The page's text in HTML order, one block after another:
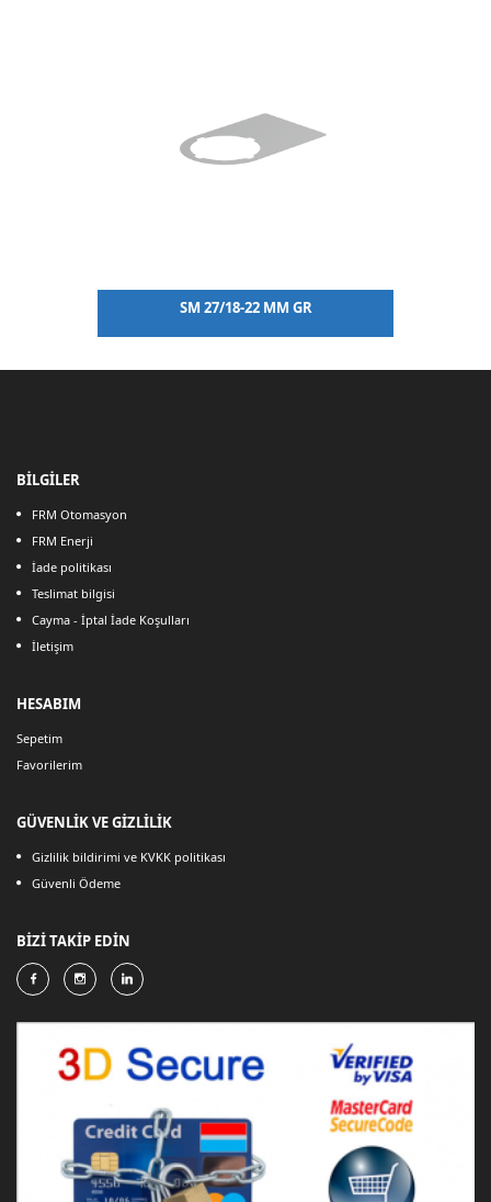
SM 27/18-22 MM GR
BİLGİLER
FRM Otomasyon
FRM Enerji
İade politikası
Teslimat bilgisi
Cayma - İptal İade Koşulları
İletişim
HESABIM
Sepetim
Favorilerim
GÜVENLİK VE GİZLİLİK
Gizlilik bildirimi ve KVKK politikası
Güvenli Ödeme
BİZİ TAKİP EDİN